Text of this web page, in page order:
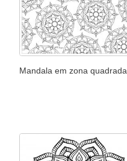
Mandala em zona quadrada